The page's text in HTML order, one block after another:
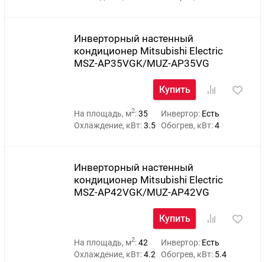
Инверторный настенный
кондиционер Mitsubishi Electric
MSZ-AP35VGK/MUZ-AP35VG
Купить
На площадь, м2:35 Инвертор: Есть
Охлаждение, кВт:3.5 Обогрев, кВт:4
Инверторный настенный
кондиционер Mitsubishi Electric
MSZ-AP42VGK/MUZ-AP42VG
Купить
На площадь, м2:42 Инвертор: Есть
Охлаждение, кВт:4.2 Обогрев, кВт: 5.4